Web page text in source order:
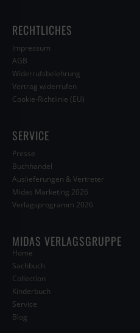
RECHTLICHES
Impressum
AGB
Widerrufsbelehrung
Vertrag widerrufen
Cookie-Richtlinie (EU)
SERVICE
Presse
Buchhandel
Auslieferungen & Vertreter
Midas Marketing 2026
Verlagsprogramm 2026
MIDAS VERLAGSGRUPPE
Home
Sachbuch
Collection
Kinderbuch
Service
Blog